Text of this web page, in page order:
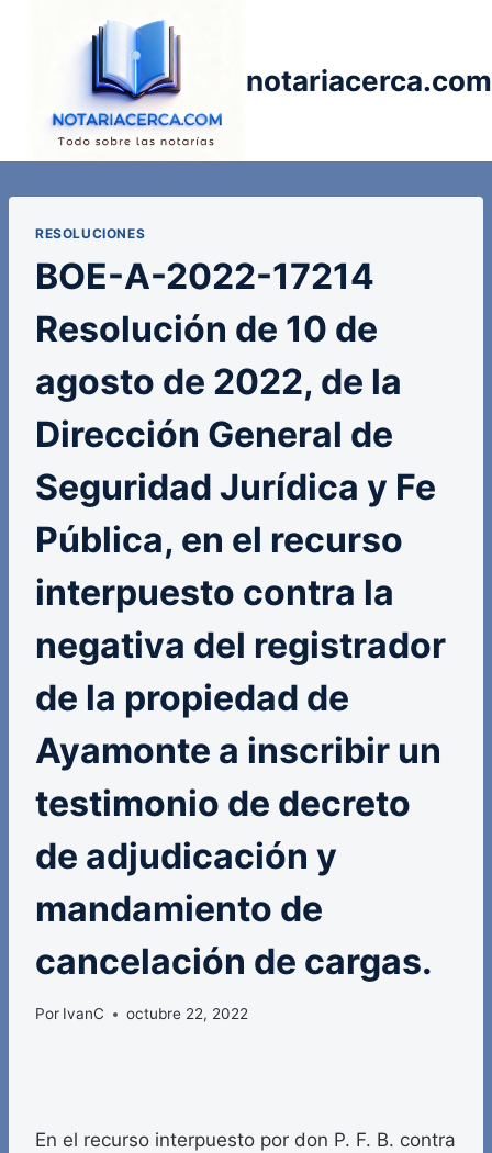
notariacerca.com
RESOLUCIONES
BOE-A-2022-17214
Resolución de 10 de
agosto de 2022, de la
Dirección General de
Seguridad Jurídica y Fe
Pública, en el recurso
interpuesto contra la
negativa del registrador
de la propiedad de
Ayamonte a inscribir un
testimonio de decreto
de adjudicación y
mandamiento de
cancelación de cargas.
Por IvanC octubre 22, 2022
En el recurso interpuesto por don P. F. B. contra